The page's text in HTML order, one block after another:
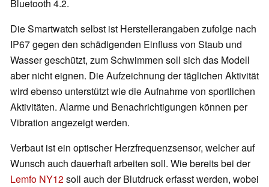
Bluetooth 4.2.
Die Smartwatch selbst ist Herstellerangaben zufolge nach
IP67 gegen den schädigenden Einfluss von Staub und
Wasser geschützt, zum Schwimmen soll sich das Modell
aber nicht eignen. Die Aufzeichnung der täglichen Aktivität
wird ebenso unterstützt wie die Aufnahme von sportlichen
Aktivitäten. Alarme und Benachrichtigungen können per
Vibration angezeigt werden.
Verbaut ist ein optischer Herzfrequenzsensor, welcher auf
Wunsch auch dauerhaft arbeiten soll. Wie bereits bei der
Lemfo NY12soll auch der Blutdruck erfasst werden, wobei